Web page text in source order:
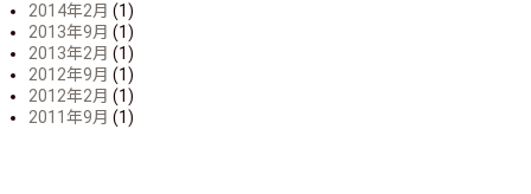
2014年2月 (1)
2013年9月 (1)
2013年2月 (1)
2012年9月 (1)
2012年2月 (1)
2011年9月 (1)